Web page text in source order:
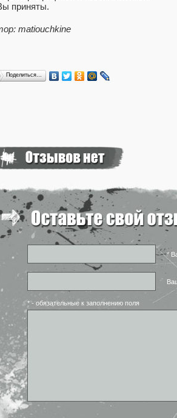
приняты.
matiouchkine
Поделиться…
*
* - обязательные к заполнению поля